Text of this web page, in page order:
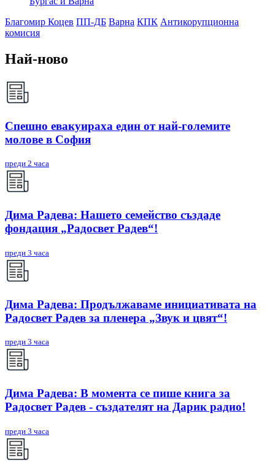
Благомир Коцев ПП-ДБ Варна КПК Антикорупционна
комисия
Най-ново
Спешно евакуираха един от най-големите
молове в София
преди 2 часа
Дима Радева: Нашето семейство създаде
фондация „Радосвет Радев“!
преди 3 часа
Дима Радева: Продължаваме инициативата на
Радосвет Радев за пленера „Звук и цвят“!
преди 3 часа
Дима Радева: В момента се пише книга за
Радосвет Радев - създателят на Дарик радио!
преди 3 часа